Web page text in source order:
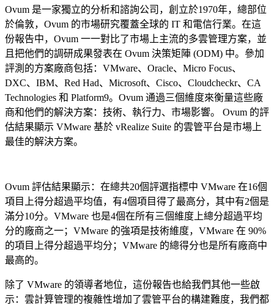
Ovum 是一家獨立的分析和諮詢公司，創立於1970年，總部位
於倫敦，Ovum 的市場研究覆蓋全球的 IT 和電信行業。在這
份報告中，Ovum 一一對比了市場上主流的多雲管理方案，並
且把他們的調研成果發表在 Ovum 決策矩陣 (ODM) 中。參加
評測的方案廠商包括：VMware、Oracle、Micro Focus、
DXC、IBM、Red Had、Microsoft、Cisco、Cloudcheckr、CA
Technologies 和 Platform9。Ovum 通過三個維度來衡量這些廠
商和他們的解決方案：技術、執行力、市場影響。 Ovum 的評
估結果顯示 VMware 基於 vRealize Suite 的雲管平台是市場上
最佳的解決方案。
Ovum 評估結果顯示：在總共20個評選指標中 VMware 在16個
項目上得分超過平均值，有4個項目得了最高分，其中有2個是
滿分10分。VMware 也是4個在所有三個維度上總分超過平均
分的廠商之一；VMware 的強項是技術維度，VMware 在 90%
的項目上得分超過平均分；VMware 的總得分也是所有廠商中
最高的。
除了 VMware 的領導者地位，這份報告也給我們其他一些啟
示：雲計算管理的複雜性增加了雲管平台的構建難度，我們都